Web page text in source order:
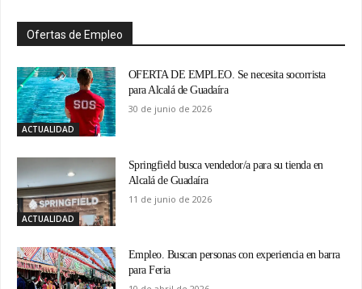
Ofertas de Empleo
ACTUALIDAD
OFERTA DE EMPLEO. Se necesita socorrista
para Alcalá de Guadaíra
30 de junio de 2026
ACTUALIDAD
Springfield busca vendedor/a para su tienda en
Alcalá de Guadaíra
11 de junio de 2026
Empleo. Buscan personas con experiencia en barra
para Feria